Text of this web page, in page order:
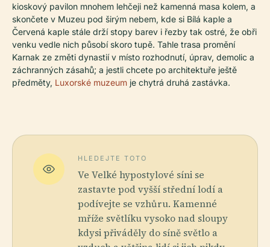
kioskový pavilon mnohem lehčeji než kamenná masa kolem, a
skončete v Muzeu pod širým nebem, kde si Bílá kaple a
Červená kaple stále drží stopy barev i řezby tak ostré, že obři
venku vedle nich působí skoro tupě. Tahle trasa promění
Karnak ze změti dynastií v místo rozhodnutí, úprav, demolic a
záchranných zásahů; a jestli chcete po architektuře ještě
předměty, Luxorské muzeum je chytrá druhá zastávka.
HLEDEJTE TOTO
Ve Velké hypostylové síni se
zastavte pod vyšší střední lodí a
podívejte se vzhůru. Kamenné
mříže světlíku vysoko nad sloupy
kdysi přiváděly do síně světlo a